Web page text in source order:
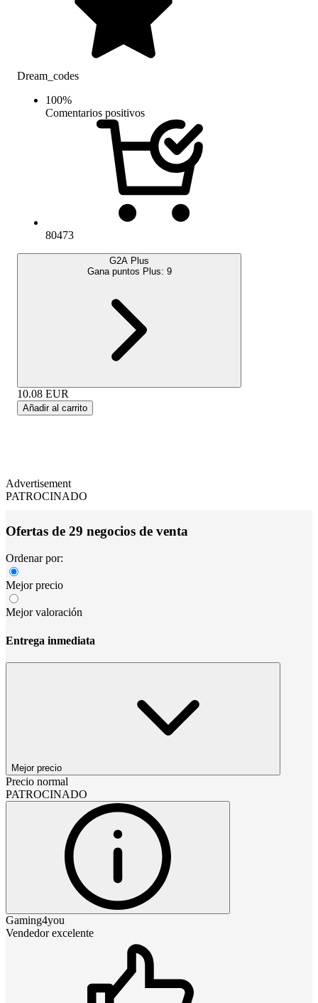
Dream_codes
100%
Comentarios positivos
80473
G2A Plus
Gana puntos Plus: 9
10.08 EUR
Añadir al carrito
Advertisement
PATROCINADO
Ofertas de 29 negocios de venta
Ordenar por:
Mejor precio
Mejor valoración
Entrega inmediata
Mejor precio
Precio normal
PATROCINADO
Gaming4you
Vendedor excelente